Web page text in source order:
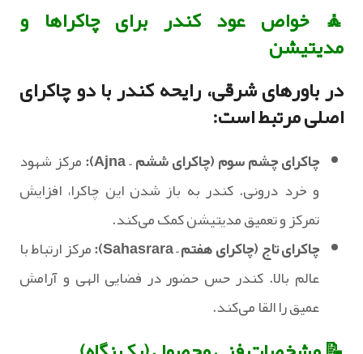
🧘 خواص عود کندر برای چاکراها و
مدیتیشن
در باورهای شرقی، رایحه کندر با دو چاکرای
اصلی مرتبط است:
چاکرای چشم سوم (چاکرای ششم – Ajna):
مرکز شهود
و خرد درونی. کندر به باز شدن این چاکرا، افزایش
تمرکز و تعمیق مدیتیشن کمک می‌کند.
چاکرای تاج (چاکرای هفتم – Sahasrara):
مرکز ارتباط با
عالم بالا. کندر حس حضور در فضایی الهی و آرامش
عمیق را القا می‌کند.